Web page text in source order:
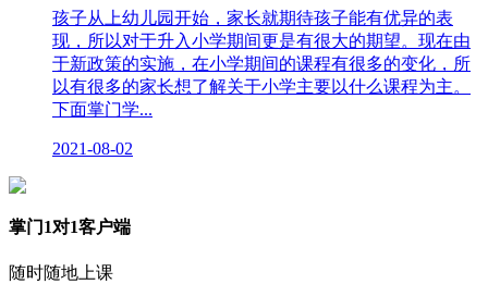
孩子从上幼儿园开始，家长就期待孩子能有优异的表
现，所以对于升入小学期间更是有很大的期望。现在由
于新政策的实施，在小学期间的课程有很多的变化，所
以有很多的家长想了解关于小学主要以什么课程为主。
下面掌门学...
2021-08-02
掌门1对1客户端
随时随地上课